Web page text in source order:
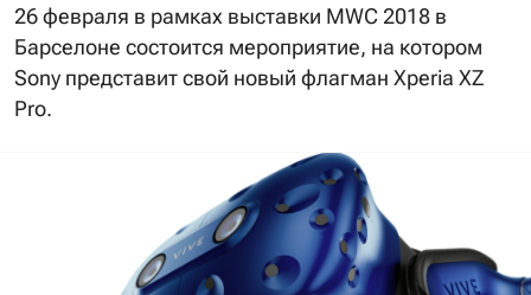
26 февраля в рамках выставки MWC 2018 в
Барселоне состоится мероприятие, на котором
Sony представит свой новый флагман Xperia XZ
Pro.